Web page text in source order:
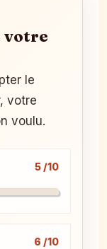
votre
le
votre
voulu.
5 /10
6 /10